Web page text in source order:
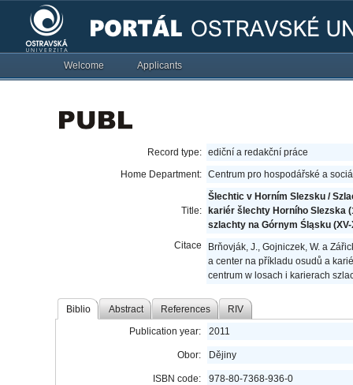
Welcome Applicants
Record type: ediční a redakční práce
Home Department: Centrum pro hospodářské a
Title:
Šlechtic v Horním Slezsku /
kariér šlechty Horního Slezska
szlachty na Górnym Śląsku
Citace
Brňovják, J., Gojniczek, W. a
a center na příkladu osudů a
centrum w losach i karierach
Biblio Abstract References RIV
Publication year: 2011
Obor: Dějiny
ISBN code: 978-80-7368-936-0